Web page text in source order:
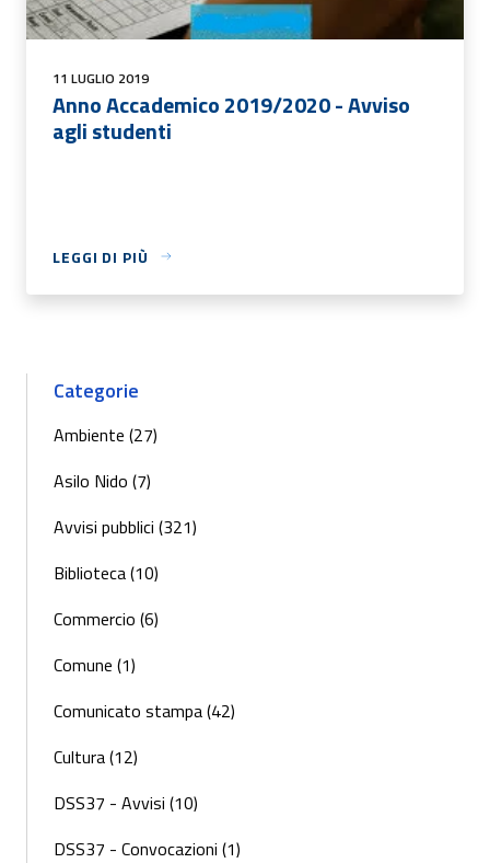
11 LUGLIO 2019
Anno Accademico 2019/2020 - Avviso
agli studenti
LEGGI DI PIÙ
Categorie
Ambiente (27)
Asilo Nido (7)
Avvisi pubblici (321)
Biblioteca (10)
Commercio (6)
Comune (1)
Comunicato stampa (42)
Cultura (12)
DSS37 - Avvisi (10)
DSS37 - Convocazioni (1)